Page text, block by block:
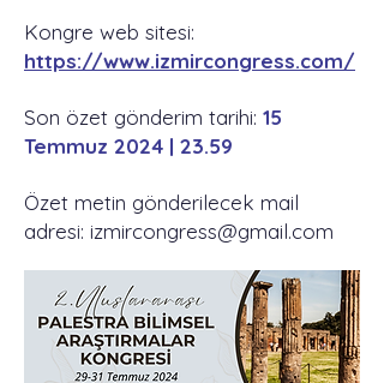
Kongre web sitesi:
https://www.izmircongress.com/
Son özet gönderim tarihi: 15
Temmuz 2024 | 23.59
Özet metin gönderilecek mail
adresi: izmircongress@gmail.com